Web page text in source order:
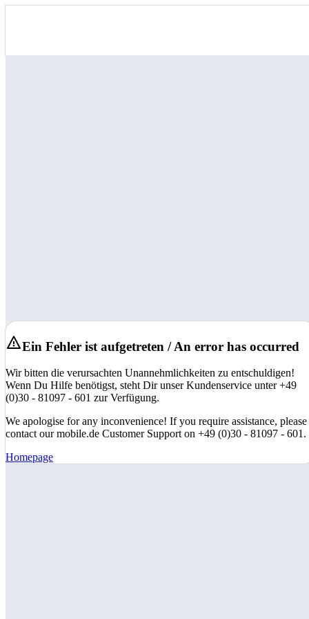
Ein Fehler ist aufgetreten / An error has occurred
Wir bitten die verursachten Unannehmlichkeiten zu entschuldigen!
Wenn Du Hilfe benötigst, steht Dir unser Kundenservice unter +49
(0)30 - 81097 - 601 zur Verfügung.
We apologise for any inconvenience! If you require assistance, please
contact our mobile.de Customer Support on +49 (0)30 - 81097 - 601.
Homepage